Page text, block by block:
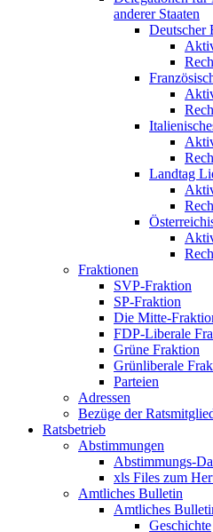
anderer Staaten
Deutscher
Landtag
Fraktionen
SVP-Fraktion
SP-Fraktion
Die Mitte-
FDP-Liberale
Grüne Fraktion
Grünliberale
Parteien
Adressen
Bezüge der
Ratsbetrieb
Abstimmungen
Abstimmungs-
xls Files zum
Amtliches Bulletin
Amtliches
Geschichte